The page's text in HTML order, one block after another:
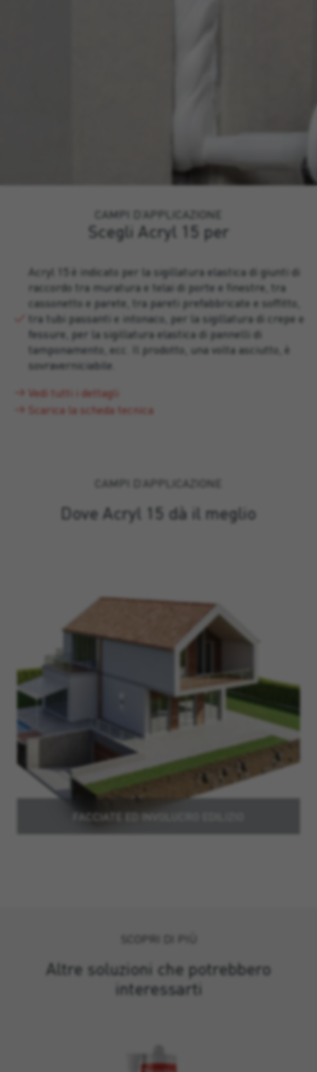
CAMPI D’APPLICAZIONE
Scegli Acryl 15 per
Acryl 15 è indicato per la sigillatura elastica di giunti di
raccordo tra muratura e telai di porte e finestre, tra
cassonetto e parete, tra pareti prefabbricate e soffitto,
tra tubi passanti e intonaco, per la sigillatura di crepe e
fessure, per la sigillatura elastica di pannelli di
tamponamento, ecc. Il prodotto, una volta asciutto, è
sovraverniciabile.
Vedi tutti i dettagli
Scarica la scheda tecnica
CAMPI D’APPLICAZIONE
Dove Acryl 15 dà il meglio
FACCIATE ED INVOLUCRO EDILIZIO
Altre soluzioni che potrebbero
interessarti